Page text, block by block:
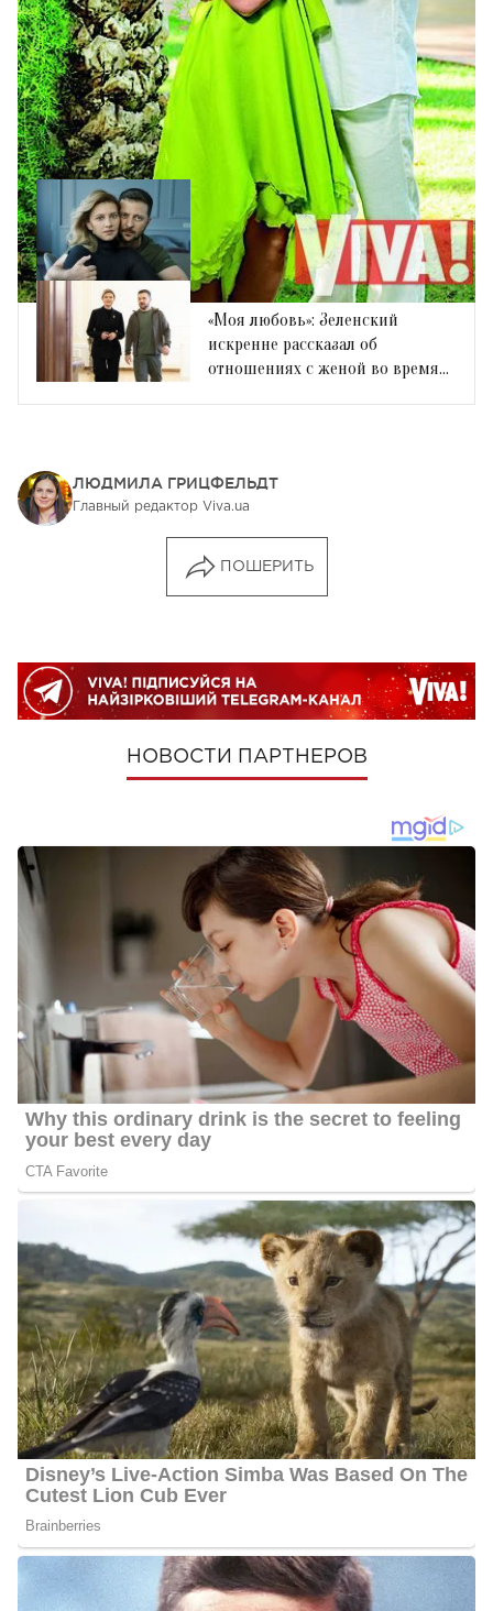
Фото: Инстаграм Елены Зеленской, архив Viva!
ИНТЕРВЬЮ СО ЗВЕЗДАМИ
Історичні кадри: Олена
Зеленська з чоловіком у
фотосесії Енні Лейбовіц
ШОУ-БИЗНЕС
«Моя любовь»: Зеленский
искренне рассказал об
отношениях с женой во время
ЛЮДМИЛА ГРИЦФЕЛЬДТ
Главный редактор Viva.ua
ПОШЕРИТЬ
НОВОСТИ ПАРТНЕРОВ